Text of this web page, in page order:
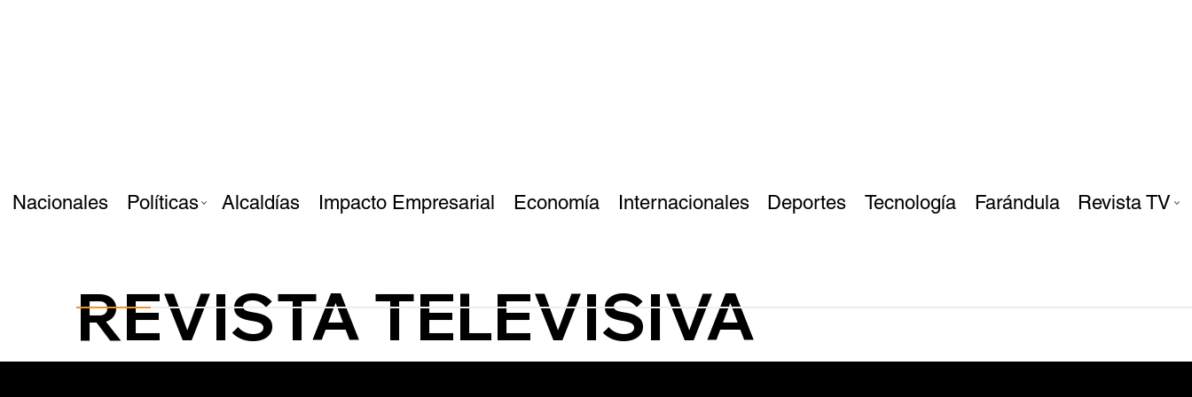
Nacionales Políticas Alcaldías Impacto Empresarial Economía Internacionales Deportes Tecnología Farándula Revista TV
REVISTA TELEVISIVA